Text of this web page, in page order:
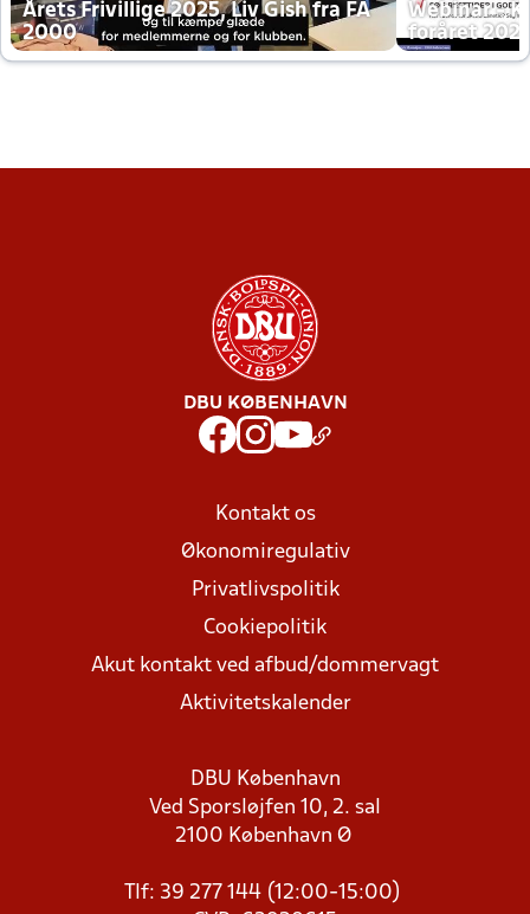
Årets Frivillige 2025, Liv Gish fra FA
2000
Webinar -
foråret
DBU KØBENHAVN
Kontakt os
Økonomiregulativ
Privatlivspolitik
Cookiepolitik
Akut kontakt ved afbud/dommervagt
Aktivitetskalender
DBU København
Ved Sporsløjfen 10, 2. sal
2100 København Ø
Tlf: 39 277 144 (12:00-15:00)